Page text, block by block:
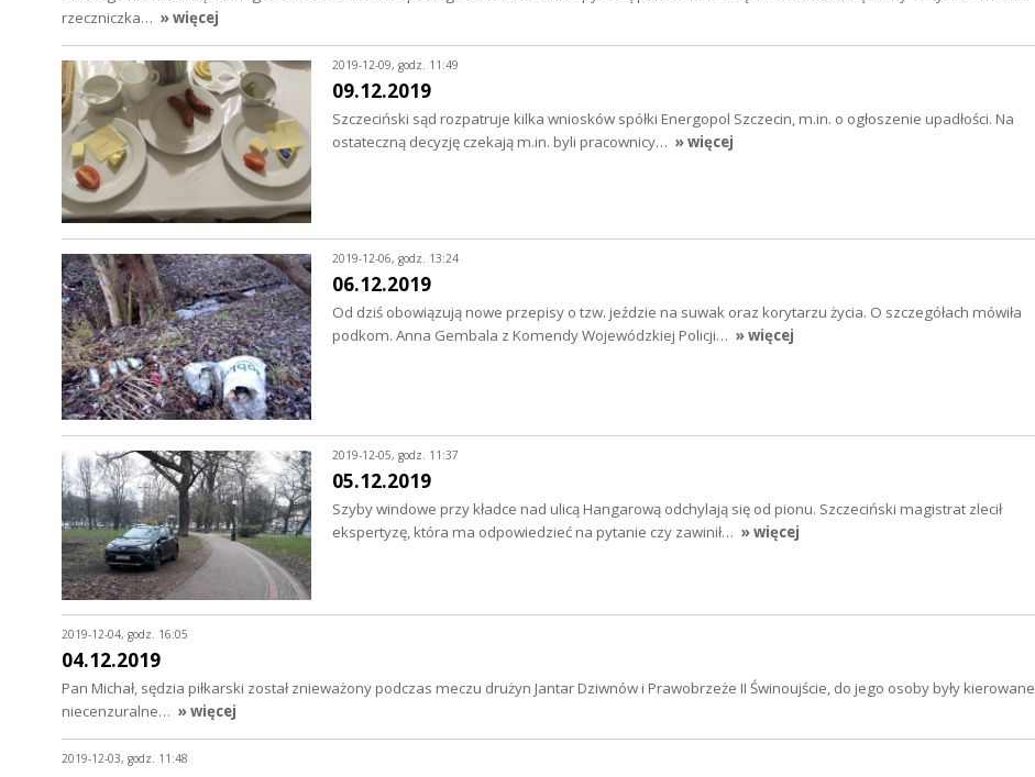
rzeczniczka… » więcej
2019-12-09, godz. 11:49
09.12.2019
Szczeciński sąd rozpatruje kilka wniosków spółki Energopol Szczecin, m.in. o ogłoszenie upadłości. Na
ostateczną decyzję czekają m.in. byli pracownicy… » więcej
2019-12-06, godz. 13:24
06.12.2019
Od dziś obowiązują nowe przepisy o tzw. jeździe na suwak oraz korytarzu życia. O szczegółach mówiła
podkom. Anna Gembala z Komendy Wojewódzkiej Policji… » więcej
2019-12-05, godz. 11:37
05.12.2019
Szyby windowe przy kładce nad ulicą Hangarową odchylają się od pionu. Szczeciński magistrat zlecił
ekspertyzę, która ma odpowiedzieć na pytanie czy zawinił… » więcej
2019-12-04, godz. 16:05
04.12.2019
Pan Michał, sędzia piłkarski został znieważony podczas meczu drużyn Jantar Dziwnów i Prawobrzeże II Świnoujście, do jego osoby były kierowane
niecenzuralne… » więcej
2019-12-03, godz. 11:48